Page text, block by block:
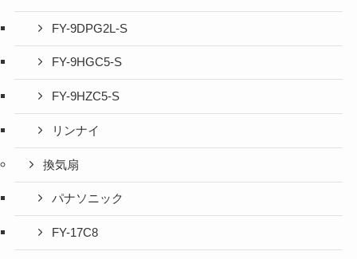
FY-9DPG2L-S
FY-9HGC5-S
FY-9HZC5-S
リンナイ
換気扇
パナソニック
FY-17C8